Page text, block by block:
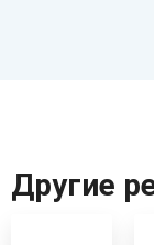
Другие